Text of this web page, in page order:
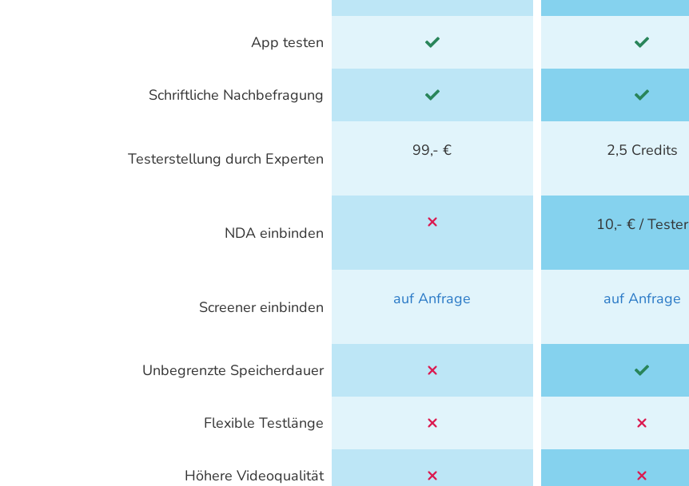
App testen
Schriftliche Nachbefragung
Testerstellung durch Experten 99,- € 2,5 Credits
NDA einbinden 10,- € / Tester
Screener einbinden auf Anfrage auf Anfrage
Unbegrenzte Speicherdauer
Flexible Testlänge
Höhere Videoqualität